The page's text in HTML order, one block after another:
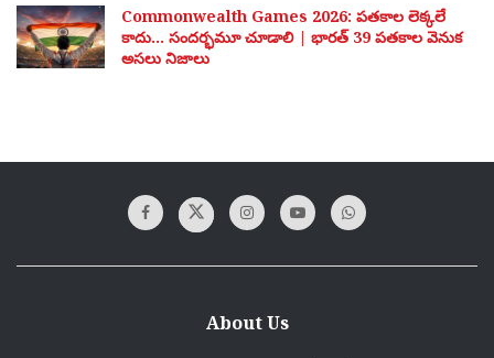
Commonwealth Games 2026: పతకాల లెక్కలే
కాదు… సందర్భమూ చూడాలి | భారత్ 39 పతకాల వెనుక
అసలు నిజాలు
About Us